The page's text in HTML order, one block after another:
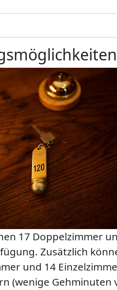
17 Doppelzimmer
Zusätzlich
und 14
(wenige Gehminuten